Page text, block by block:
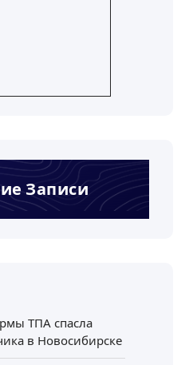
Записи
ТПА спасла
в Новосибирске